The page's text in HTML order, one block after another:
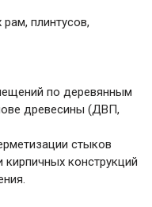
плинтусов,
по деревянным
древесины (ДВП,
стыков
конструкций
сада
уборки